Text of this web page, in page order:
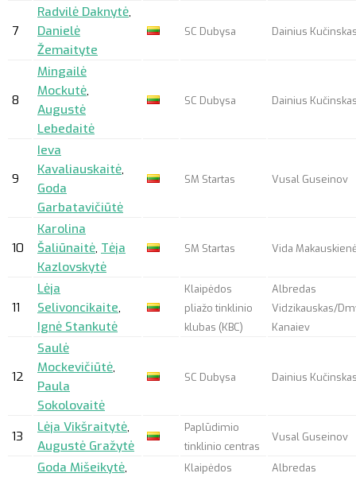
7
Radvilė Daknytė,
Danielė
Žemaityte
SC Dubysa Dainius
8
Mingailė
Mockutė,
Augustė
Lebedaitė
SC Dubysa Dainius
9
Ieva
Kavaliauskaitė,
Goda
Garbatavičiūtė
SM Startas Vusal Guseinov
10
Karolina
Šaliūnaitė, Tėja
Kazlovskytė
SM Startas Vida
11
Lėja
Selivoncikaite,
Ignė Stankutė
Klaipėdos
pliažo tinklinio
klubas (KBC)
Albredas
Vidzikauskas/
Kanaiev
12
Saulė
Mockevičiūtė,
Paula
Sokolovaitė
SC Dubysa Dainius
13
Lėja Vikšraitytė,
Augustė Gražytė
Paplūdimio
tinklinio centras
Vusal Guseinov
Goda Mišeikytė,
Klaipėdos
Albredas